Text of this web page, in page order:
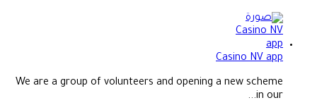
Casino NV app
We are a group of volunteers and opening a new scheme
in our...